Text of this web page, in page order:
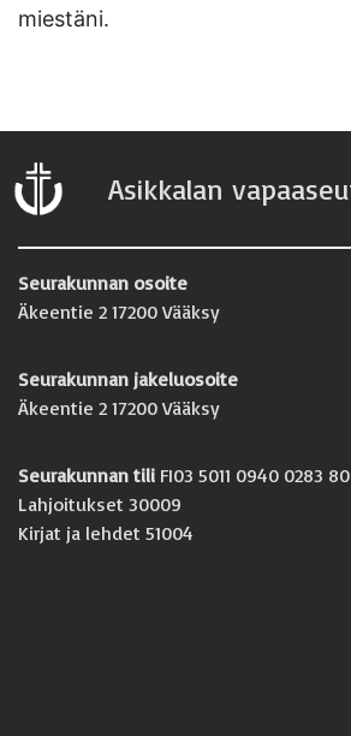
miestäni.
Asikkalan
Seurakunnan osoite
Äkeentie 2 17200 Vääksy
Seurakunnan jakeluosoite
Äkeentie 2 17200 Vääksy
Seurakunnan tili FI03 5011 0940 0283 80
Lahjoitukset 30009
Kirjat ja lehdet 51004